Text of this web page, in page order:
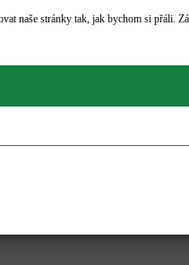
naše stránky tak, jak bychom si přáli.